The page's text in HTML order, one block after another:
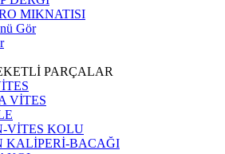
MIKNATISI
Gör
PARÇALAR
VİTES
VİTES KOLU
KALİPERİ-BACAĞI